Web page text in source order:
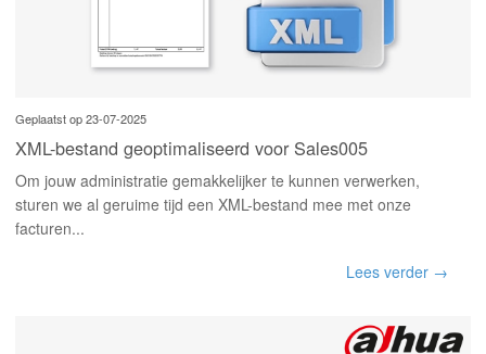
Geplaatst op 23-07-2025
XML-bestand geoptimaliseerd voor Sales005
Om jouw administratie gemakkelijker te kunnen verwerken,
sturen we al geruime tijd een XML-bestand mee met onze
facturen...
Lees verder →